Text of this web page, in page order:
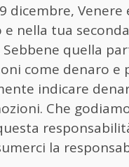
dicembre, Venere
nella tua
Sebbene quella
come denaro e
indicare
Che
la